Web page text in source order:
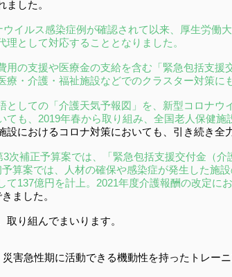
した。
イルス感染症例が確認されて以来、厚生労働
として対応することとなりました。
の支援や医療金の支給を含む「緊急包括支援
・介護・福祉施設などでのクラスター対策に
しての「介護天気予報図」を、新型コロナウ
も、2019年春から取り組み、全国老人保健施
設におけるコロナ対策においても、引き続き全
次補正予算案では、「緊急包括支援交付金（
算案では、人材の確保や感染症が発生した施
137億円を計上。2021年度介護報酬の改定に
ました。
り組んでまいります。
害急性期に活動できる機動性を持ったトレー